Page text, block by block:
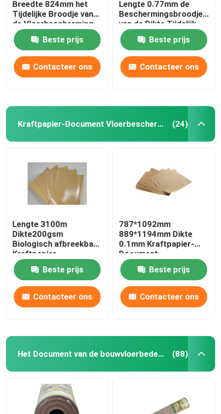
Breedte 824mm het
Tijdelijke Broodje van
de Vloerbescherming
Beste prijs
Contacteer ons
Lengte 0.77mm de
Beschermingsbroodje
van de Dikte Tijdelijk
Vloer
Beste prijs
Contacteer ons
Kraftpapier-Document Vloerbescherming (24)
Lengte 3100m
Dikte200gsm
Biologisch afbreekbaar
Kraftpapier
Verpakkend Document
Broodje Beste prijs
Contacteer ons
787*1092mm
889*1194mm Dikte
0.1mm Kraftpapier-
Document
Vloerbescherming
Beste prijs
Contacteer ons
Het Document van de bouwvloerbedekking (88)